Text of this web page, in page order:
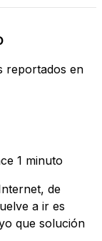
reportados en
1 minuto
de
a ir es
que solución